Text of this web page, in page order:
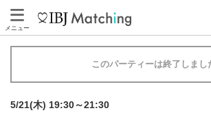
メニュー
このパーティーは終了しまし
5/21(木) 19:30～21:30